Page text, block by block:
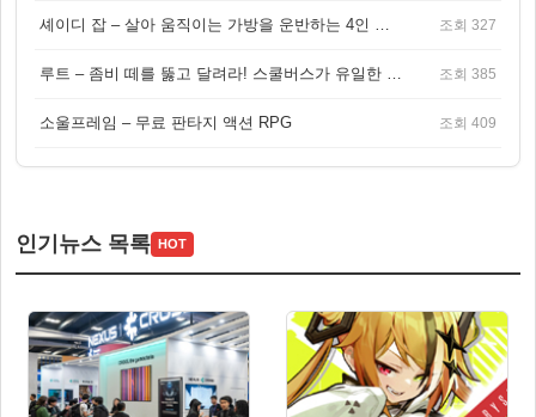
셰이디 잡 – 살아 움직이는 가방을 운반하는 4인 협동 물리 어드벤처 게임 조회 327
루트 – 좀비 떼를 뚫고 달려라! 스쿨버스가 유일한 집이 되는 4인 협동 생존 게임 조회 385
소울프레임 – 무료 판타지 액션 RPG 조회 409
인기뉴스 목록 HOT